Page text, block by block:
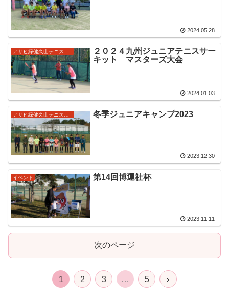
2024.05.28
アサヒ緑健久山テニス俱楽部強化ジュニア
２０２４九州ジュニアテニスサー
キット マスターズ大会
2024.01.03
冬季ジュニアキャンプ2023
2023.12.30
イベント 第14回博運社杯
2023.11.11
次のページ
1 2 3 … 5